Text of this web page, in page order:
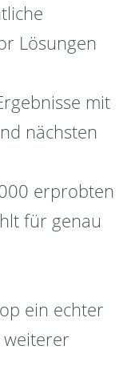
Lösungen
mit
nächsten
erprobten
für genau
ein echter